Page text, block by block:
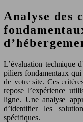
Analyse des
L’évaluation technique
piliers fondamentaux
de votre site. Ces
repose l’expérience
ligne. Une analyse
d’identifier les
spécifiques.